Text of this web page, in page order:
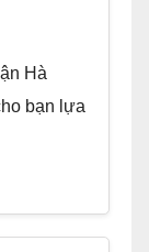
Hà
bạn lựa